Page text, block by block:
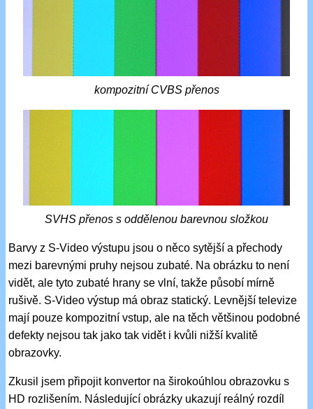
kompozitní CVBS přenos
SVHS přenos s oddělenou barevnou složkou
Barvy z S-Video výstupu jsou o něco sytější a přechody
mezi barevnými pruhy nejsou zubaté. Na obrázku to není
vidět, ale tyto zubaté hrany se vlní, takže působí mírně
rušivě. S-Video výstup má obraz statický. Levnější televize
mají pouze kompozitní vstup, ale na těch většinou podobné
defekty nejsou tak jako tak vidět i kvůli nižší kvalitě
obrazovky.
Zkusil jsem připojit konvertor na širokoúhlou obrazovku s
HD rozlišením. Následující obrázky ukazují reálný rozdíl